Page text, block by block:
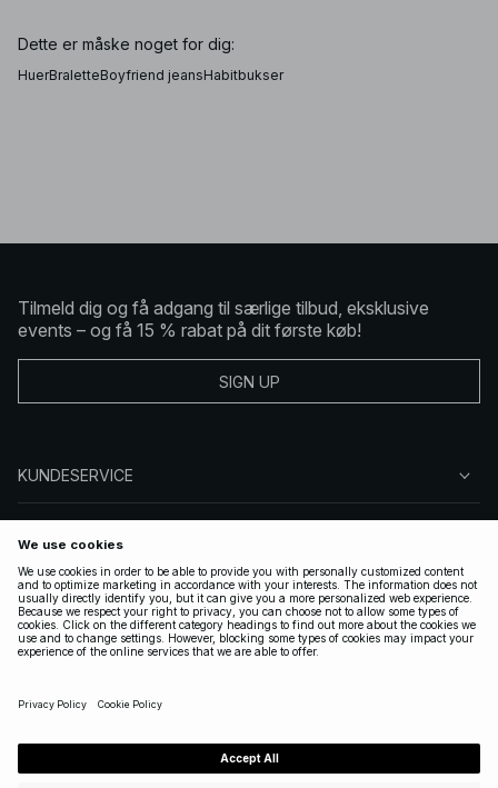
Dette er måske noget for dig:
HuerBraletteBoyfriend jeansHabitbukser
Tilmeld dig og få adgang til særlige tilbud, eksklusive
events – og få 15 % rabat på dit første køb!
SIGN UP
KUNDESERVICE
FØLG OS
GYLDIGE